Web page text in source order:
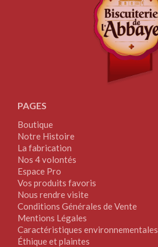
PAGES
Boutique
Notre Histoire
La fabrication
Nos 4 volontés
Espace Pro
Vos produits favoris
Nous rendre visite
Conditions Générales de Vente
Mentions Légales
Caractéristiques environnementales
Éthique et plaintes